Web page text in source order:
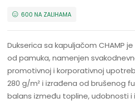
600 NA ZALIHAMA
Dukserica sa kapuljačom CHAMP
od pamuka, namenjen
promotivnoj i korporativnoj
280 g/m² i izrađena od brušenog
balans između topline, udobnosti i